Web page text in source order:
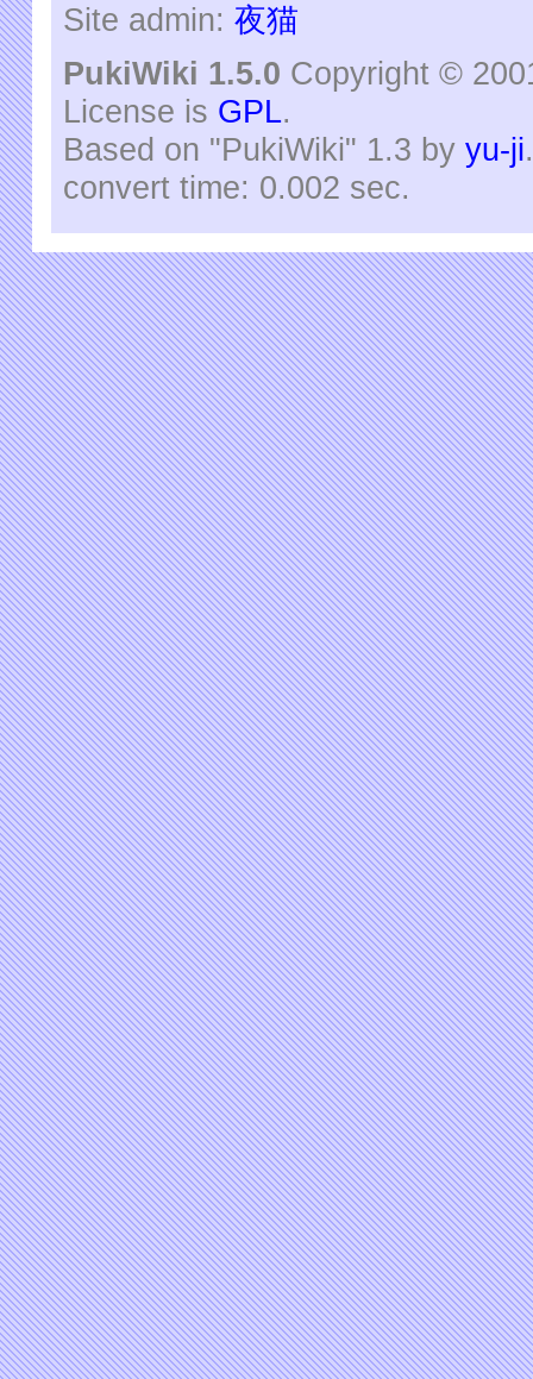
Site admin:夜猫
PukiWiki 1.5.0 Copyright ©
License is GPL.
Based on "PukiWiki" 1.3 byyu-ji
convert time: 0.002 sec.